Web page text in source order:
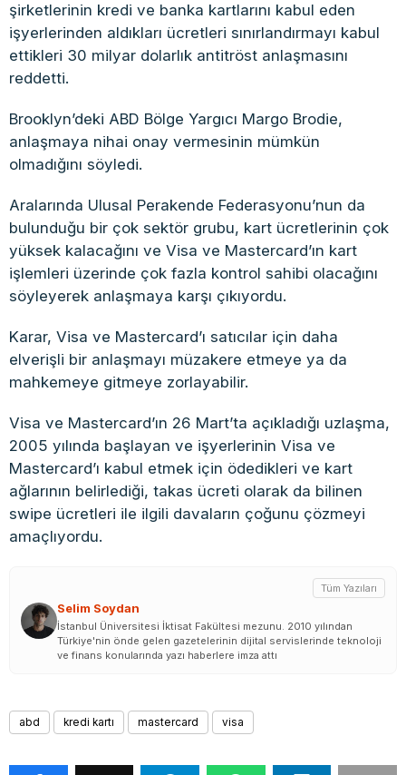
şirketlerinin kredi ve banka kartlarını kabul eden
işyerlerinden aldıkları ücretleri sınırlandırmayı kabul
ettikleri 30 milyar dolarlık antitröst anlaşmasını
reddetti.
Brooklyn’deki ABD Bölge Yargıcı Margo Brodie,
anlaşmaya nihai onay vermesinin mümkün
olmadığını söyledi.
Aralarında Ulusal Perakende Federasyonu’nun da
bulunduğu bir çok sektör grubu, kart ücretlerinin çok
yüksek kalacağını ve Visa ve Mastercard’ın kart
işlemleri üzerinde çok fazla kontrol sahibi olacağını
söyleyerek anlaşmaya karşı çıkıyordu.
Karar, Visa ve Mastercard’ı satıcılar için daha
elverişli bir anlaşmayı müzakere etmeye ya da
mahkemeye gitmeye zorlayabilir.
Visa ve Mastercard’ın 26 Mart’ta açıkladığı uzlaşma,
2005 yılında başlayan ve işyerlerinin Visa ve
Mastercard’ı kabul etmek için ödedikleri ve kart
ağlarının belirlediği, takas ücreti olarak da bilinen
swipe ücretleri ile ilgili davaların çoğunu çözmeyi
amaçlıyordu.
Selim Soydan
Tüm Yazıları
İstanbul Üniversitesi İktisat Fakültesi mezunu. 2010 yılından
Türkiye'nin önde gelen gazetelerinin dijital servislerinde teknoloji
ve finans konularında yazı haberlere imza attı
abd kredi kartı mastercard visa